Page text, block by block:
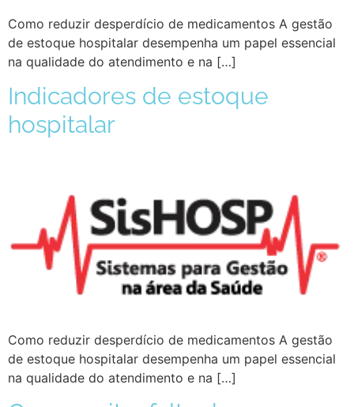
Como reduzir desperdício de medicamentos A gestão
de estoque hospitalar desempenha um papel essencial
na qualidade do atendimento e na […]
Indicadores de estoque
hospitalar
Como reduzir desperdício de medicamentos A gestão
de estoque hospitalar desempenha um papel essencial
na qualidade do atendimento e na […]